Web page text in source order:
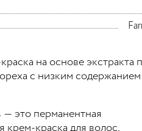
на основе экстракта
с низким содержанием
это перманентная
краска для волос,